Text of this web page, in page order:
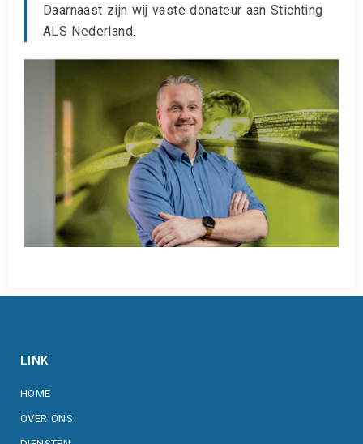
Daarnaast zijn wij vaste donateur aan Stichting
ALS Nederland.
LINK
HOME
OVER ONS